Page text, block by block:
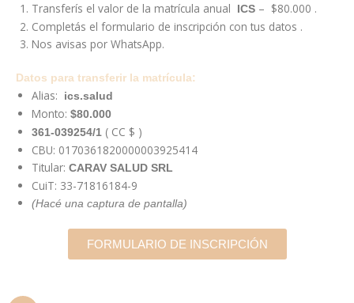
Transferís el valor de la matrícula anual ICS – $80.000 .
Completás el formulario de inscripción con tus datos .
Nos avisas por WhatsApp.
Datos para transferir la matrícula:
Alias: ics.salud
Monto: $80.000
361-039254/1 ( CC $ )
CBU: 0170361820000003925414
Titular: CARAV SALUD SRL
CuiT: 33-71816184-9
(Hacé una captura de pantalla)
FORMULARIO DE INSCRIPCIÓN